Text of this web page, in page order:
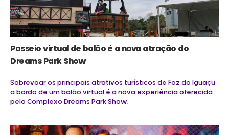
Passeio virtual de balão é a nova atração do
Dreams Park Show
Sobrevoar os principais atrativos turísticos de Foz do Iguaçu
a bordo de um balão virtual é a nova experiência oferecida
pelo Complexo Dreams Park Show.